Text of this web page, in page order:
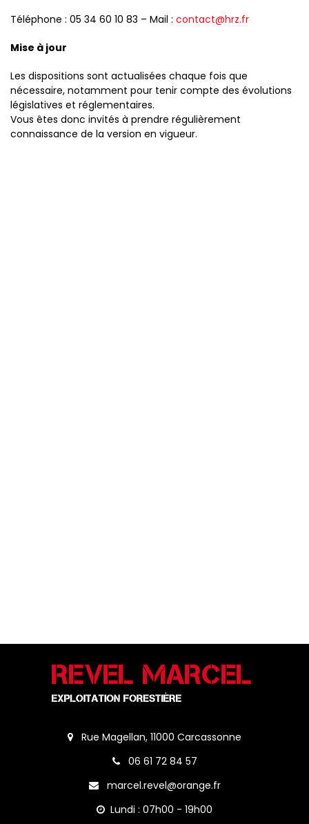
Téléphone : 05 34 60 10 83 – Mail : contact@hrz.fr
Mise à jour
Les dispositions sont actualisées chaque fois que
nécessaire, notamment pour tenir compte des évolutions
législatives et réglementaires.
Vous êtes donc invités à prendre régulièrement
connaissance de la version en vigueur.
Rue Magellan, 11000 Carcassonne
06 61 72 84 57
marcel.revel@orange.fr
Lundi : 07h00 - 19h00